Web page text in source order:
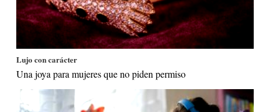
Lujo con carácter
Una joya para mujeres que no piden permiso